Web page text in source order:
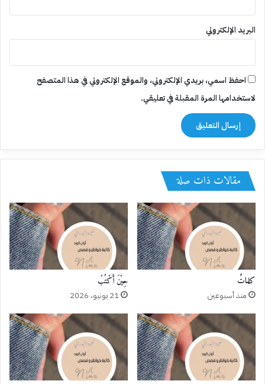
البريد الإلكتروني
احفظ اسمي، بريدي الإلكتروني، والموقع الإلكتروني في هذا المتصفح
لاستخدامها المرة المقبلة في تعليقي.
مقالات ذات صلة
كلماتٌ
منذ أسبوعين
حِيْنَ أَكْتُبْ
21 يونيو، 2026